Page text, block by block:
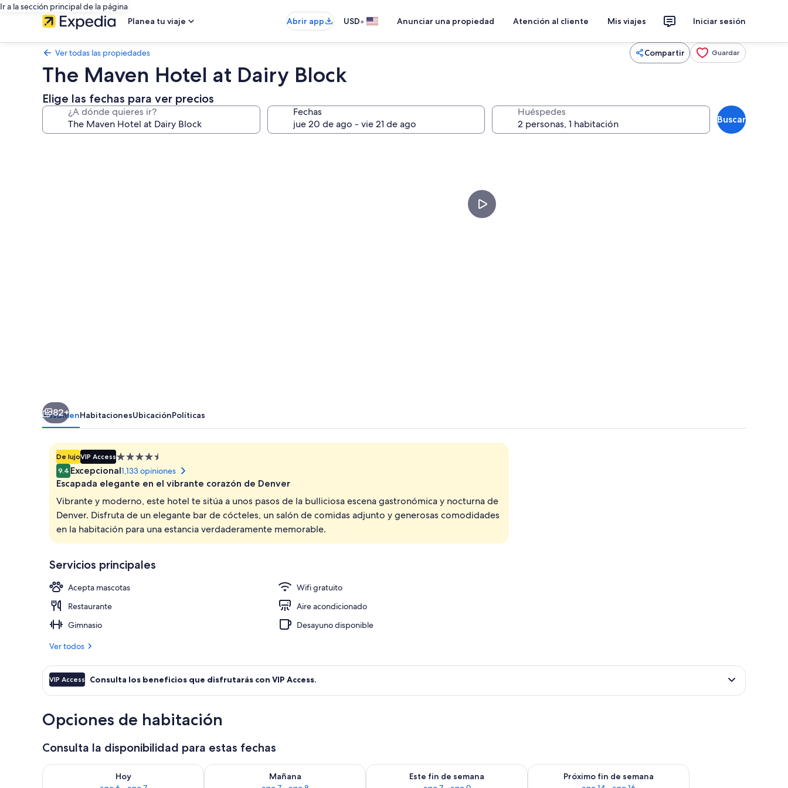
Ir a la sección principal de la página
Planea tu viaje
Abrir app USD• Anunciar una propiedad Atención al cliente Mis viajes Iniciar sesión
Ver todas las propiedades Compartir Guardar
The Maven Hotel at Dairy Block
Elige las fechas para ver precios
¿A dónde quieres ir? Fechas Huéspedes
Buscar
82+
ResumenHabitacionesUbicaciónPolíticas
De lujoVIP AccessPropiedad
de
4.5
9.4 Excepcional1,133 opiniones
Escapada elegante en el vibrante corazón de Denver
Vibrante y moderno, este hotel te sitúa a unos pasos de la bulliciosa escena gastronómica y nocturna de
Denver. Disfruta de un elegante bar de cócteles, un salón de comidas adjunto y generosas comodidades
en la habitación para una estancia verdaderamente memorable.
Servicios principales
Acepta mascotas
Wifi gratuito
Restaurante
Aire acondicionado
Gimnasio
Desayuno disponible
Ver todos
VIP Access Consulta los beneficios que disfrutarás con VIP Access.
Opciones de habitación
Consulta la disponibilidad para estas fechas
Hoy
Consulta la disponibilidad para hoy ago 6 - ago 7
Mañana
Consulta la disponibilidad para mañana ago 7 - ago 8
Este fin de semana
Consulta la disponibilidad para este fin de semana ago 7 - ago 9
Próximo fin de semana
Consulta la disponibilidad para el próximo fin de semana ago